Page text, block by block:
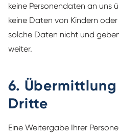
keine Personendaten an uns
keine Daten von Kindern
solche Daten nicht und
weiter.
6.
Dritte
Eine Weitergabe Ihrer